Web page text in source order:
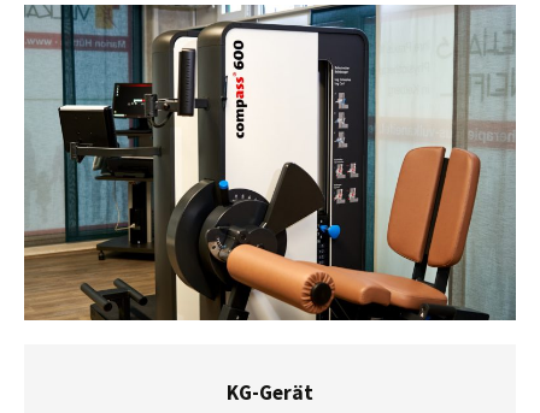
Babys,
Kinder,
Jugendliche
&
Erwachsene
KG-Gerät